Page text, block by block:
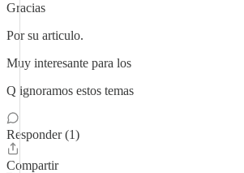
Gracias
Por su articulo.
Muy interesante para los
Q ignoramos estos temas
Responder (1)
Compartir